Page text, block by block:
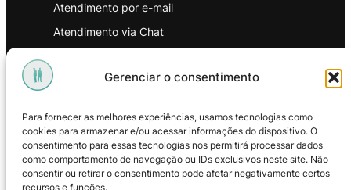
Gerenciar o consentimento
Para fornecer as melhores experiências, usamos tecnologias como
cookies para armazenar e/ou acessar informações do dispositivo. O
consentimento para essas tecnologias nos permitirá processar dados
como comportamento de navegação ou IDs exclusivos neste site. Não
consentir ou retirar o consentimento pode afetar negativamente certos
recursos e funções.
Atendimento por e-mail
Atendimento via Chat
Política de Privacidade
Política de Troca e Devoluções
Política de Reembolso